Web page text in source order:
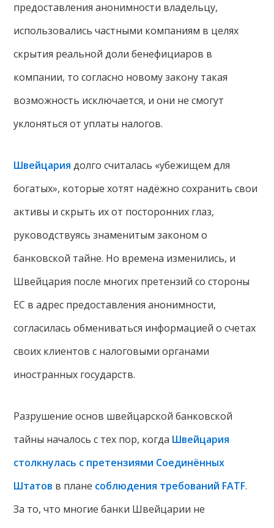
предоставления анонимности владельцу,
использовались частными компаниям в целях
скрытия реальной доли бенефициаров в
компании, то согласно новому закону такая
возможность исключается, и они не смогут
уклоняться от уплаты налогов.
Швейцария долго считалась «убежищем для
богатых», которые хотят надёжно сохранить свои
активы и скрыть их от посторонних глаз,
руководствуясь знаменитым законом о
банковской тайне. Но времена изменились, и
Швейцария после многих претензий со стороны
ЕС в адрес предоставления анонимности,
согласилась обмениваться информацией о счетах
своих клиентов с налоговыми органами
иностранных государств.
Разрушение основ швейцарской банковской
тайны началось с тех пор, когда Швейцария
столкнулась с претензиями Соединённых
Штатов в плане соблюдения требований FATF.
За то, что многие банки Швейцарии не